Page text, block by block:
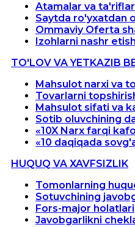
Atamalar va ta'riflar
Saytda ro'yxatdan
Ommaviy Oferta
Izohlarni nashr
TO'LOV VA YETKAZIB
Mahsulot narxi va
Tovarlarni
Mahsulot sifati va
Sotib oluvchining
«10X Narx farqi
«10 daqiqada
HUQUQ VA XAVFSIZLIK
Tomonlarning
Sotuvchining
Fors-major holatlari
Javobgarlikni